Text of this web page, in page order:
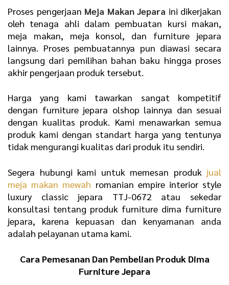
Proses pengerjaan Meja Makan Jepara ini dikerjakan
oleh tenaga ahli dalam pembuatan kursi makan,
meja makan, meja konsol, dan furniture jepara
lainnya. Proses pembuatannya pun diawasi secara
langsung dari pemilihan bahan baku hingga proses
akhir pengerjaan produk tersebut.
Harga yang kami tawarkan sangat kompetitif
dengan furniture jepara olshop lainnya dan sesuai
dengan kualitas produk. Kami menawarkan semua
produk kami dengan standart harga yang tentunya
tidak mengurangi kualitas dari produk itu sendiri.
Segera hubungi kami untuk memesan produk jual
meja makan mewah romanian empire interior style
luxury classic jepara TTJ-0672 atau sekedar
konsultasi tentang produk furniture dima furniture
jepara, karena kepuasan dan kenyamanan anda
adalah pelayanan utama kami.
Cara Pemesanan Dan Pembelian Produk Dima
Furniture Jepara